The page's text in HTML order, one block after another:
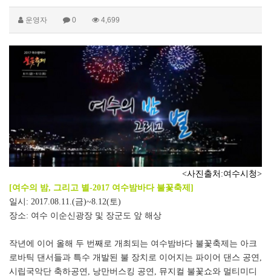
운영자 0 4,699
<사진출처:여수시청>
[여수의 밤, 그리고 별-2017 여수밤바다 불꽃축제 ]
일시 : 2017.08.11.(금)~8.12(토)
장소: 여수 이순신광장 및 장군도 앞 해상
작년에 이어 올해 두 번째로 개최되는 여수밤바다 불꽃축제는 아크
로바틱 댄서들과 특수 개발된 불 장치로 이어지는 파이어 댄스 공연 ,
시립국악단 축하공연 , 낭만버스킹 공연 , 뮤지컬 불꽃쇼와 멀티미디